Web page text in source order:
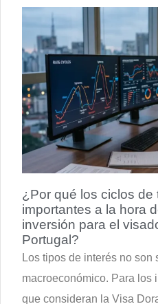
¿Por qué los ciclos de
importantes a la hora
inversión para el
Portugal?
Los tipos de interés no son
macroeconómico. Para los
que consideran la Visa